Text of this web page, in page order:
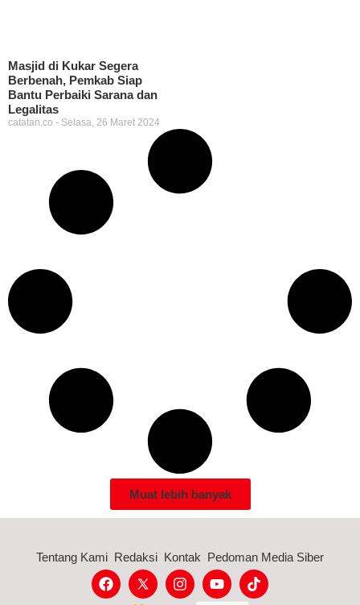
Masjid di Kukar Segera
Berbenah, Pemkab Siap
Bantu Perbaiki Sarana dan
Legalitas
catatan.co Selasa, 26 Maret 2024
Muat lebih banyak
Tentang Kami Redaksi Kontak Pedoman Media Siber